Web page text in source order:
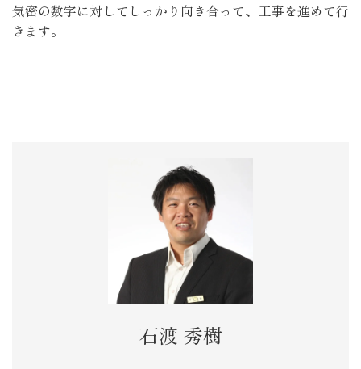
気密の数字に対してしっかり向き合って、工事を進めて行
きます。
石渡 秀樹